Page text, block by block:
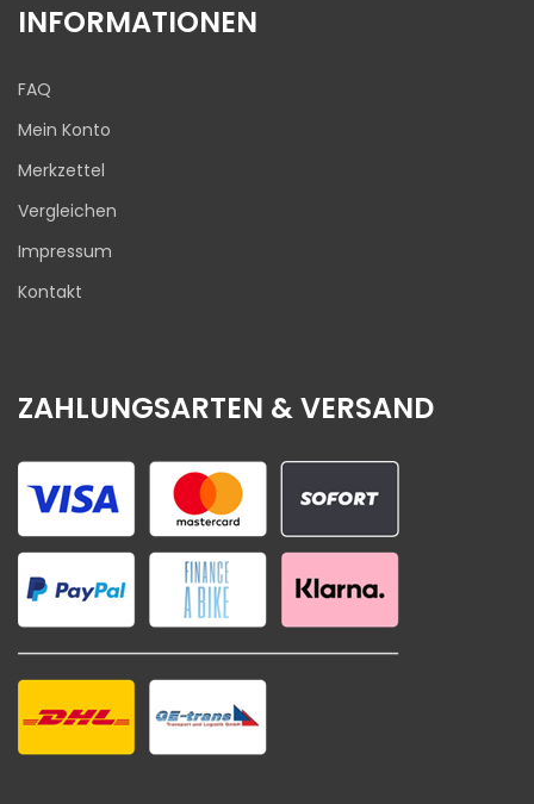
INFORMATIONEN
FAQ
Mein Konto
Merkzettel
Vergleichen
Impressum
Kontakt
ZAHLUNGSARTEN & VERSAND